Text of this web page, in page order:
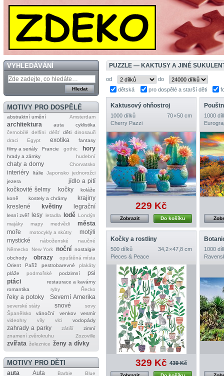
VYHLEDÁVÁNÍ
MOTIVY PRO DOSPĚLÉ
abstraktní umění Amsterdam
architektura auta
cyklistika
černobílé
delfíni déšť děti dinosauři
draci
Egypt exotika
fantasy
filmy a seriály
Francie gothic hory
hrady a zámky hudební
chaty a domy Chorvatsko
interiéry Itálie Japonsko
jednorožci
jezera
jídlo a pití
kočkovité šelmy
kočky
koláže
koně
kostely a chrámy
krajiny
kreslené
květiny legrační
lesní zvěř lesy letadla lodě Londýn
majáky
mapy medvědi
města
moře
motocykly a skútry
motýli
mystické
náboženské
naučné
Německo
New York noční nostalgie
obchody
obrazy
opuštěná místa
Orient
Paříž pestrobarevné
plakáty
pláže
podmořské podzimní
psi
ptáci
restaurace a kavárny
romantika
ryby Řecko
řeky a potoky Severní Amerika
severské státy snové
sovy
Španělsko
vánoční venkov
vesmír
videohry
víly vlci vodopády
zahrady a parky zátiší
zimní
znamení zvěrokruhu
Zozoville
zvířata železnice ženy a dívky
MOTIVY PRO DĚTI
auta Auta Barbie
Blue
PUZZLE — KAKTUSY A JINÉ
od
do
dětská
pro dospělé a starší děti
Kaktusový ohňostroj
1000 dílků
70 × 50 cm
Cherry Pazzi
229 Kč
Do košíku
Zobrazit
1000
Kočky a rostliny
500 dílků
34,2 × 47,8 cm
Pieces & Peace
329 Kč 439 Kč
1000